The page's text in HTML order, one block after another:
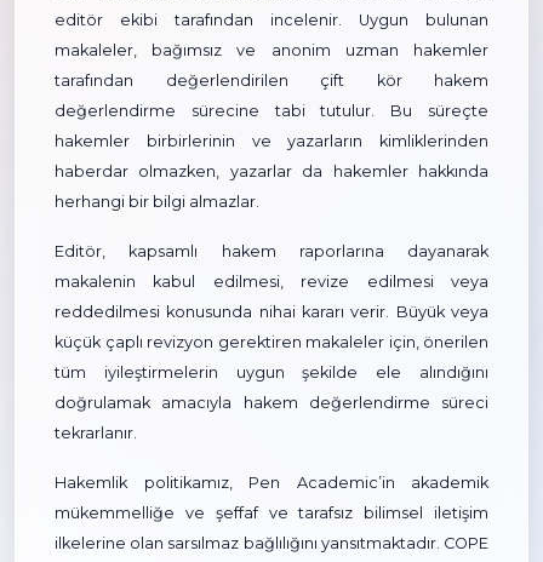
editör ekibi tarafından incelenir. Uygun bulunan
makaleler, bağımsız ve anonim uzman hakemler
tarafından değerlendirilen çift kör hakem
değerlendirme sürecine tabi tutulur. Bu süreçte
hakemler birbirlerinin ve yazarların kimliklerinden
haberdar olmazken, yazarlar da hakemler hakkında
herhangi bir bilgi almazlar.
Editör, kapsamlı hakem raporlarına dayanarak
makalenin kabul edilmesi, revize edilmesi veya
reddedilmesi konusunda nihai kararı verir. Büyük veya
küçük çaplı revizyon gerektiren makaleler için, önerilen
tüm iyileştirmelerin uygun şekilde ele alındığını
doğrulamak amacıyla hakem değerlendirme süreci
tekrarlanır.
Hakemlik politikamız, Pen Academic’in akademik
mükemmelliğe ve şeffaf ve tarafsız bilimsel iletişim
ilkelerine olan sarsılmaz bağlılığını yansıtmaktadır. COPE